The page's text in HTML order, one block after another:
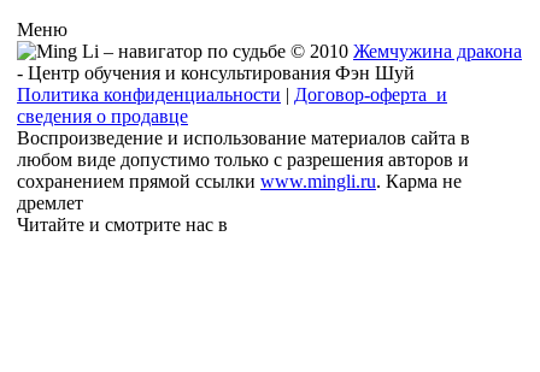
Меню
© 2010 Жемчужина дракона
- Центр обучения и консультирования Фэн Шуй
Политика конфиденциальности | Договор-оферта и
сведения о продавце
Воспроизведение и использование материалов сайта в
любом виде допустимо только с разрешения авторов и
сохранением прямой ссылки www.mingli.ru. Карма не
дремлет
Читайте и смотрите нас в